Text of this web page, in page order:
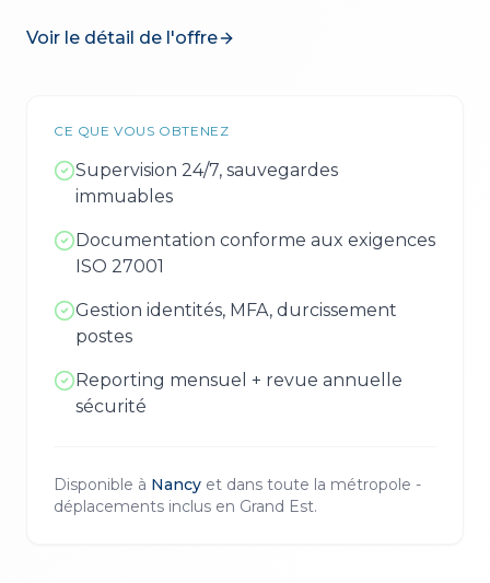
Voir le détail de l'offre
CE QUE VOUS OBTENEZ
Supervision 24/7, sauvegardes
immuables
Documentation conforme aux exigences
ISO 27001
Gestion identités, MFA, durcissement
postes
Reporting mensuel + revue annuelle
sécurité
Disponible à Nancy et dans toute la métropole -
déplacements inclus en Grand Est.